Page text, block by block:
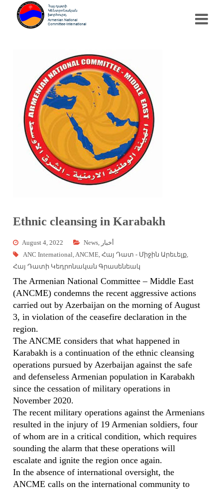
Ethnic cleansing in Karabakh
August 4, 2022 News
أخبار
ANC International ANCME ,Հայ Դատ - Միջին Արեւելք
Հայ Դատի Կեդրոնական Գրասենեակ
The Armenian National Committee – Middle East
(ANCME) condemns the recent aggressive actions
carried out by Azerbaijan on the morning of August
3, in violation of the ceasefire declaration in the
region.
The ANCME considers that what happened in
Karabakh is a continuation of the ethnic cleansing
operations pursued by Azerbaijan against the safe
and defenseless Armenian population in Karabakh
since the cessation of military operations in
November 2020.
The recent military operations against the Armenians
resulted in the injury of 19 Armenian soldiers, four
of whom are in a critical condition, which requires
sounding the alarm that these operations will
escalate and ignite the region once again.
In the absence of international oversight, the
ANCME calls on the international community to